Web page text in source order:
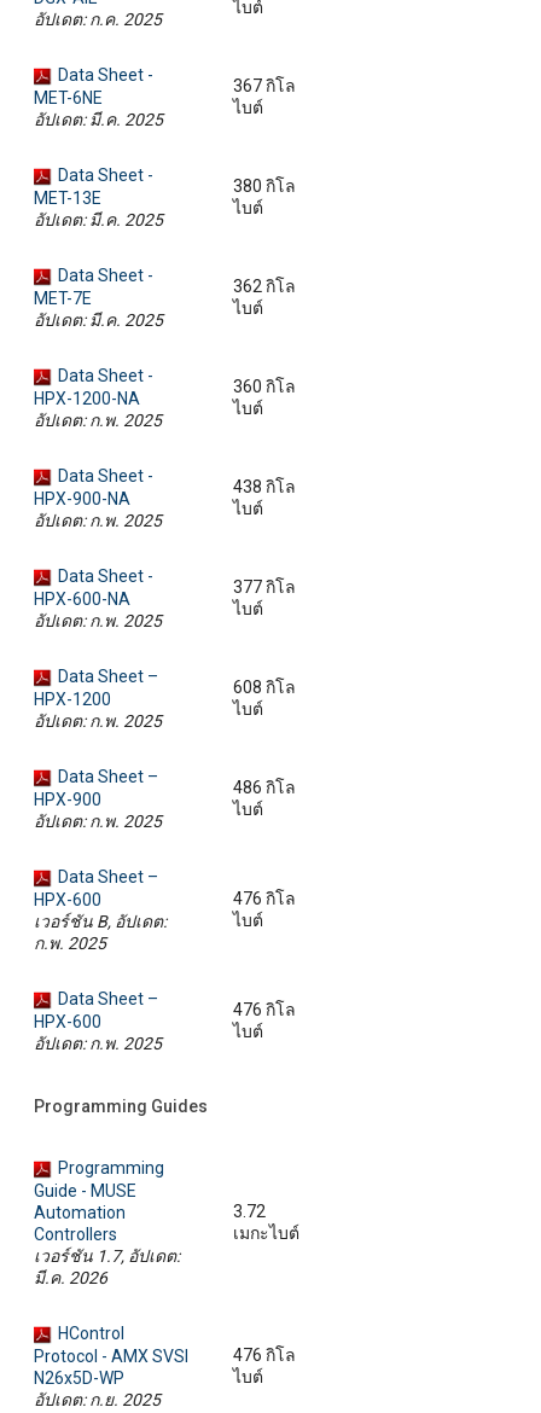
อัปเดต: ก.ค. 2025
ไบต์
Data Sheet -
MET-6NE
อัปเดต: มี.ค. 2025
367 กิโล
ไบต์
Data Sheet -
MET-13E
อัปเดต: มี.ค. 2025
380 กิโล
ไบต์
Data Sheet -
MET-7E
อัปเดต: มี.ค. 2025
362 กิโล
ไบต์
Data Sheet -
HPX-1200-NA
อัปเดต: ก.พ. 2025
360 กิโล
ไบต์
Data Sheet -
HPX-900-NA
อัปเดต: ก.พ. 2025
438 กิโล
ไบต์
Data Sheet -
HPX-600-NA
อัปเดต: ก.พ. 2025
377 กิโล
ไบต์
Data Sheet –
HPX-1200
อัปเดต: ก.พ. 2025
608 กิโล
ไบต์
Data Sheet –
HPX-900
อัปเดต: ก.พ. 2025
486 กิโล
ไบต์
Data Sheet –
HPX-600
เวอร์ชัน B, อัปเดต:
ก.พ. 2025
476 กิโล
ไบต์
Data Sheet –
HPX-600
อัปเดต: ก.พ. 2025
476 กิโล
ไบต์
Programming Guides
Programming
Guide - MUSE
Automation
Controllers
เวอร์ชัน 1.7, อัปเดต:
มี.ค. 2026
3.72
เมกะไบต์
HControl
Protocol - AMX SVSI
N26x5D-WP
อัปเดต: ก.ย. 2025
476 กิโล
ไบต์